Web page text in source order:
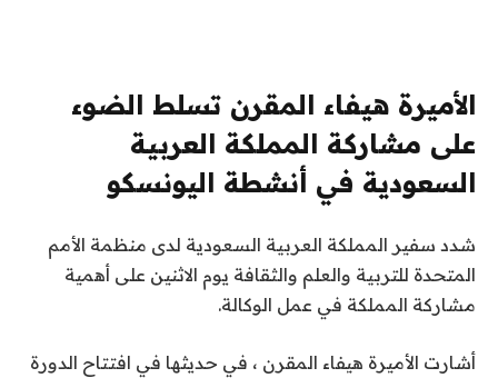
الأميرة هيفاء المقرن تسلط الضوء
على مشاركة المملكة العربية
السعودية في أنشطة اليونسكو
شدد سفير المملكة العربية السعودية لدى منظمة الأمم
المتحدة للتربية والعلم والثقافة يوم الاثنين على أهمية
مشاركة المملكة في عمل الوكالة.
أشارت الأميرة هيفاء المقرن ، في حديثها في افتتاح الدورة